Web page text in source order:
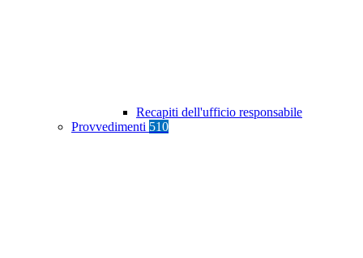
Recapiti dell'ufficio responsabile
Provvedimenti 510